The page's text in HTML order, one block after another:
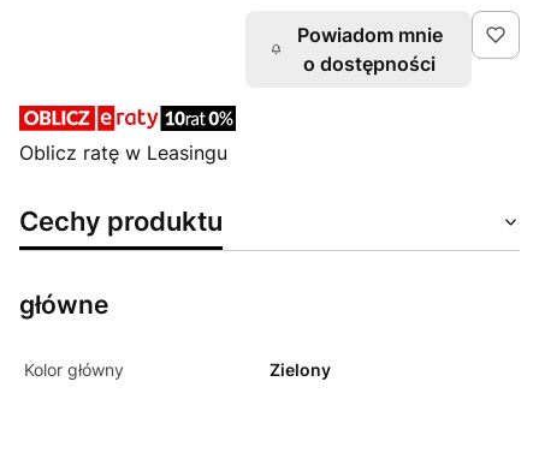
Powiadom mnie
o dostępności
Oblicz ratę w Leasingu
Cechy produktu
główne
Kolor główny Zielony